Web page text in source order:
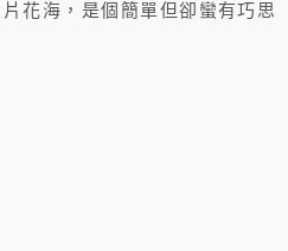
花海，是個簡單但卻蠻有巧思